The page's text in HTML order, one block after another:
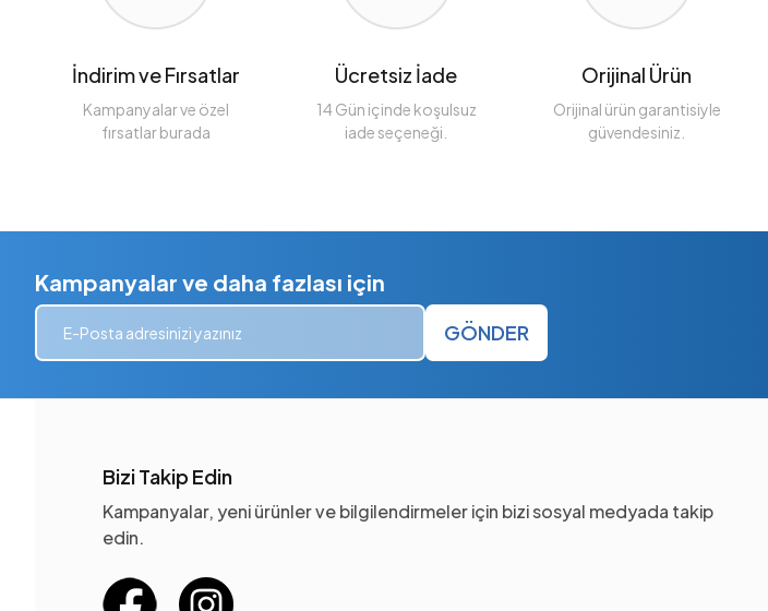
İndirim ve Fırsatlar
Kampanyalar ve özel
fırsatlar burada
Ücretsiz İade
14 Gün içinde koşulsuz
iade seçeneği.
Orijinal Ürün
Orijinal ürün garantisiyle
güvendesiniz.
Kampanyalar ve daha fazlası için
GÖNDER
Bizi Takip Edin
Kampanyalar, yeni ürünler ve bilgilendirmeler için bizi sosyal medyada takip
edin.